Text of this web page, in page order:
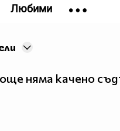
няма качено
Любими